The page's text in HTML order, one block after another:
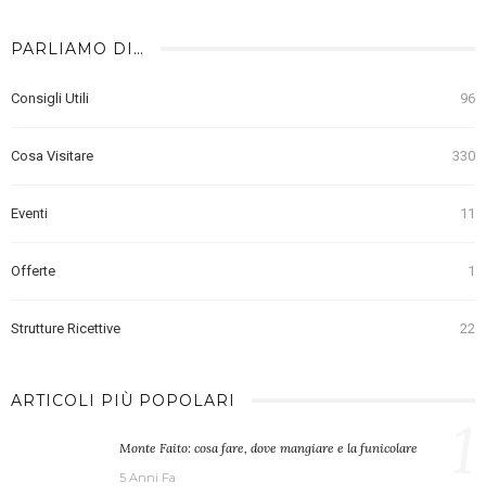
PARLIAMO DI…
Consigli Utili 96
Cosa Visitare 330
Eventi 11
Offerte 1
Strutture Ricettive 22
ARTICOLI PIÙ POPOLARI
Monte Faito: cosa fare, dove mangiare e la funicolare
5 Anni Fa